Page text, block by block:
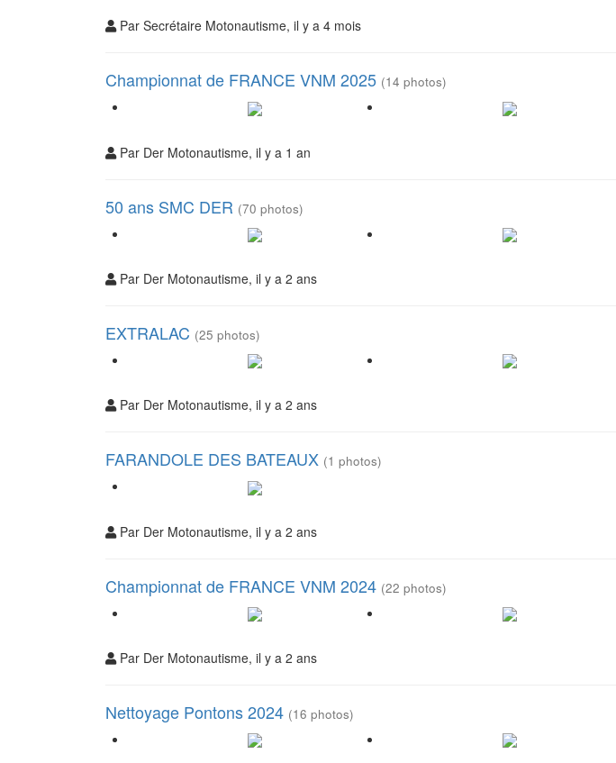
Par Secrétaire Motonautisme, il y a 4 mois
Championnat de FRANCE VNM 2025 (14 photos)
Par Der Motonautisme, il y a 1 an
50 ans SMC DER (70 photos)
Par Der Motonautisme, il y a 2 ans
EXTRALAC (25 photos)
Par Der Motonautisme, il y a 2 ans
FARANDOLE DES BATEAUX (1 photos)
Par Der Motonautisme, il y a 2 ans
Championnat de FRANCE VNM 2024 (22 photos)
Par Der Motonautisme, il y a 2 ans
Nettoyage Pontons 2024 (16 photos)